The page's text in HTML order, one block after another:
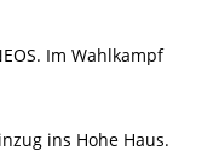
Im Wahlkampf
ins Hohe Haus.